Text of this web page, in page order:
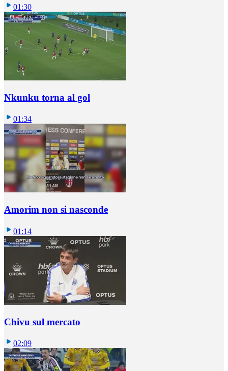
01:30
Nkunku torna al gol
01:34
Amorim non si nasconde
01:14
Chivu sul mercato
02:09